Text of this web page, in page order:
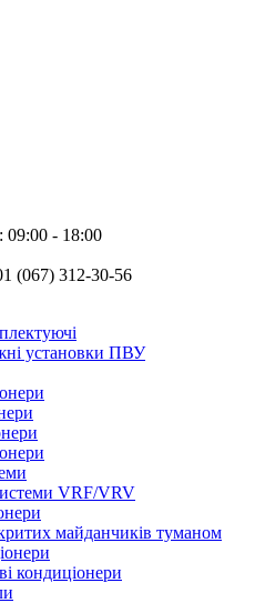
09:00 - 18:00
(067) 312-30-56
установки ПВУ
VRF/VRV
майданчиків туманом
кондиціонери